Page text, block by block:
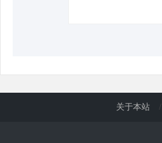
关于本站 /